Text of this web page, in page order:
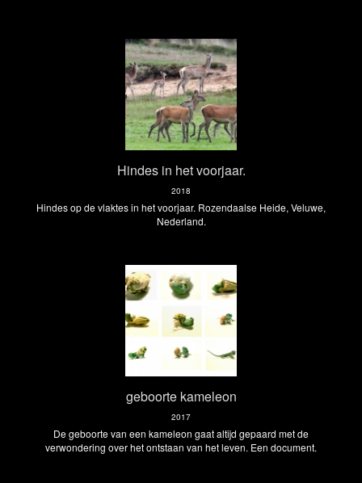
Hindes in het voorjaar.
2018
Hindes op de vlaktes in het voorjaar. Rozendaalse Heide, Veluwe,
Nederland.
geboorte kameleon
2017
De geboorte van een kameleon gaat altijd gepaard met de
verwondering over het ontstaan van het leven. Een document.